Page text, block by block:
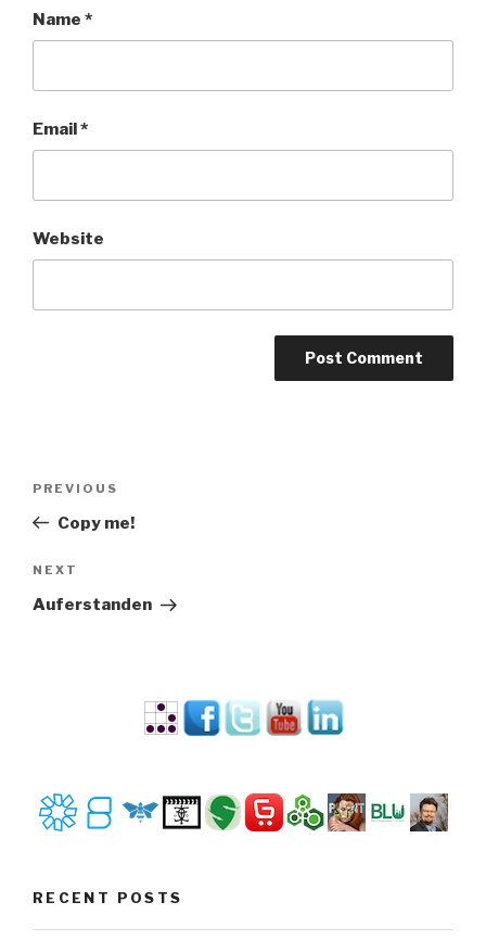
Name *
Email*
Website
Previous
Post
PREVIOUS
Copy me!
Next
Post
NEXT
Auferstanden
RECENT POSTS